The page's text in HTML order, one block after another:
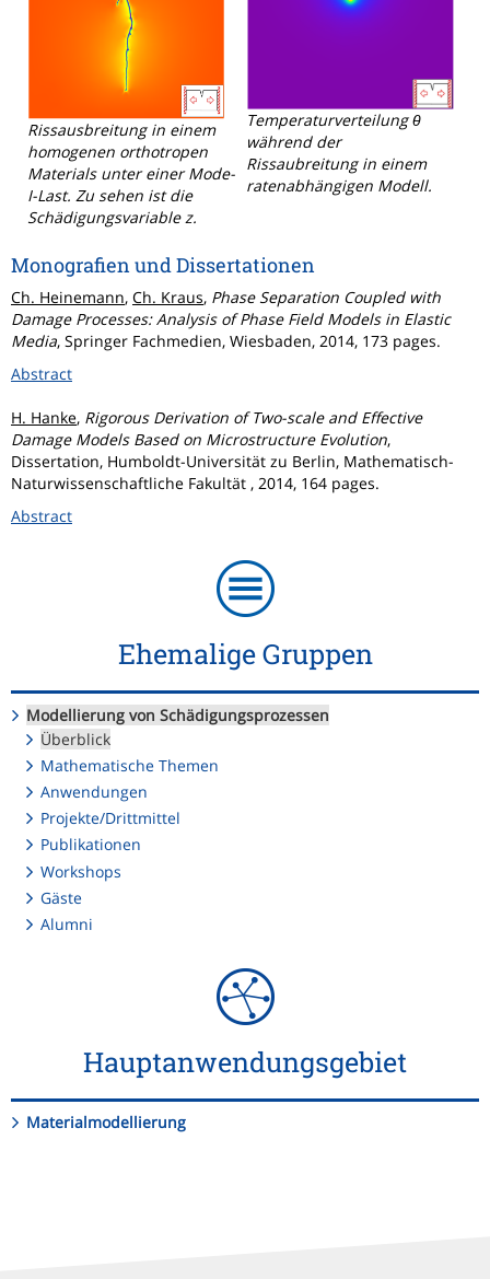
Rissausbreitung in einem
homogenen orthotropen
Materials unter einer Mode-
I-Last. Zu sehen ist die
Schädigungsvariable z.
Temperaturverteilung θ
während der
Rissaubreitung in einem
ratenabhängigen Modell.
Monografien und Dissertationen
Ch. Heinemann, Ch. Kraus, Phase Separation Coupled with
Damage Processes: Analysis of Phase Field Models in Elastic
Media, Springer Fachmedien, Wiesbaden, 2014, 173 pages.
Abstract
H. Hanke, Rigorous Derivation of Two-scale and Effective
Damage Models Based on Microstructure Evolution,
Dissertation, Humboldt-Universität zu Berlin, Mathematisch-
Naturwissenschaftliche Fakultät , 2014, 164 pages.
Abstract
Ehemalige Gruppen
Modellierung von Schädigungsprozessen
Überblick
Mathematische Themen
Anwendungen
Projekte/Drittmittel
Publikationen
Workshops
Gäste
Alumni
Hauptanwendungsgebiet
Materialmodellierung